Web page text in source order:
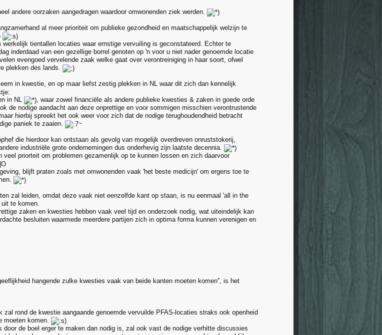
andere oorzaken aangedragen waardoor omwonenden ziek werden.
al meer prioriteit om publieke gezondheid en maatschappelijk welzijn te
tientallen locaties waar ernstige vervuiling is geconstateerd. Echter te
inderdaad van een gezellige borrel genoten op 'n voor u niet nader genoemde locatie
evengoed vervelende zaak welke gaat over verontreiniging in haar soort, ofwel
plekken des lands.
in kwestie, en op maar liefst zestig plekken in NL waar dit zich dan kennelijk
in NL
, waar zowel financiële als andere publieke kwesties & zaken in goede orde
de nodige aandacht aan deze onprettige en voor sommigen misschien verontrustende
hierbij spreekt het ook weer voor zich dat de nodige terughoudendheid betracht
paniek te zaaien.
~
die hierdoor kan ontstaan als gevolg van mogelijk overdreven onruststokerij,
industriële grote ondernemingen dus onderhevig zijn laatste decennia.
veel priorteit om problemen gezamenlijk op te kunnen lossen en zich daarvoor
blijft praten zoals met omwonenden vaak 'het beste medicijn' om ergens toe te
zal leiden, omdat deze vaak niet eenzelfde kant op staan, is nu eenmaal 'all in the
te komen.
zaken en kwesties hebben vaak veel tijd en onderzoek nodig, wat uiteindelijk kan
besluiten waarmede meerdere partijen zich in optima forma kunnen verenigen en
hangende zulke kwesties vaak van beide kanten moeten komen'', is het
zal rond de kwestie aangaande genoemde vervuilde PFAS-locaties straks ook openheid
moeten komen.
door de boel erger te maken dan nodig is, zal ook vast de nodige verhitte discussies